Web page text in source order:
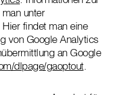
unter
Hier findet man eine
von Google Analytics
an Google
dlpage/gaoptout.